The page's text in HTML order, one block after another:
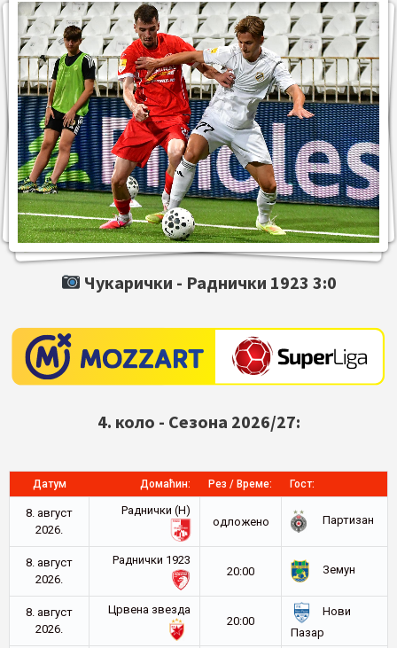
Чукарички - Раднички 1923 3:0
4. коло - Сезона 2026/27:
Датум Домаћин: Рез / Време: Гост:
8. август
2026.
Раднички (Н)
oдложено
Партизан
8. август
2026.
Раднички 1923
20:00
Земун
8. август
2026.
Црвена звезда
20:00
Нови
Пазар